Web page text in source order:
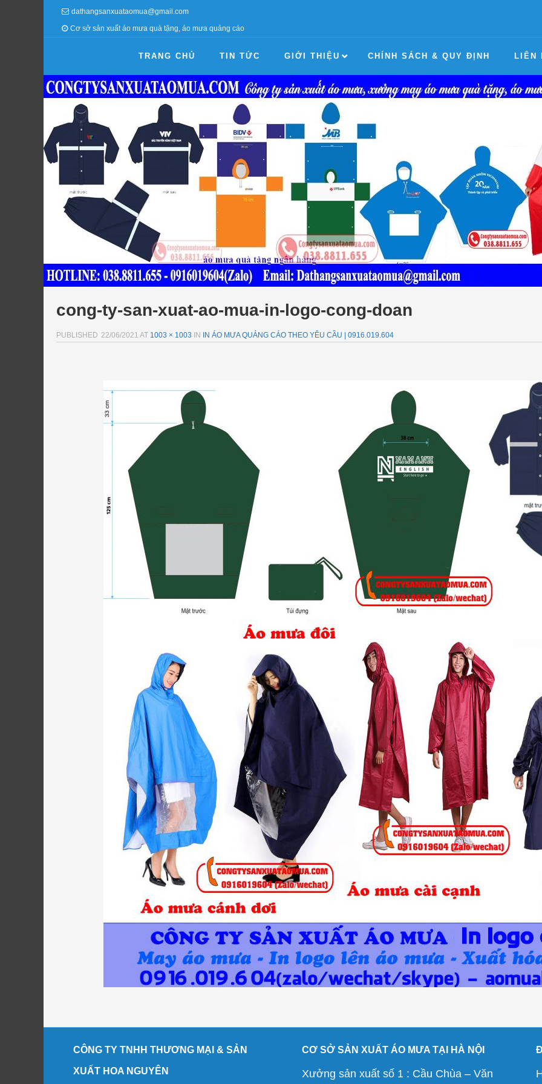
dathangsanxuataomua@gmail.com
Cơ sở sản xuất áo mưa quà tặng, áo mưa quảng cáo
TRANG CHỦ TIN TỨC GIỚI THIỆU CHÍNH SÁCH & QUY ĐỊNH LIÊN
cong-ty-san-xuat-ao-mua-in-logo-cong-doan
PUBLISHED 22/06/2021 AT 1003 × 1003 IN IN ÁO MƯA QUẢNG CÁO THEO YÊU CẦU | 0916.019.604
CÔNG TY TNHH THƯƠNG MẠI & SẢN
XUẤT HOA NGUYÊN
CƠ SỞ SẢN XUẤT ÁO MƯA TẠI HÀ NỘI
Xưởng sản xuất số 1 : Cầu Chùa – Văn